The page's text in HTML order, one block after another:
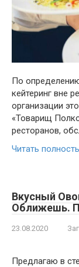
По
кейтеринг вне
организации
«Товарищ
ресторанов,
Читать
Вкусный
Оближешь.
23.08.2020
Предлагаю в